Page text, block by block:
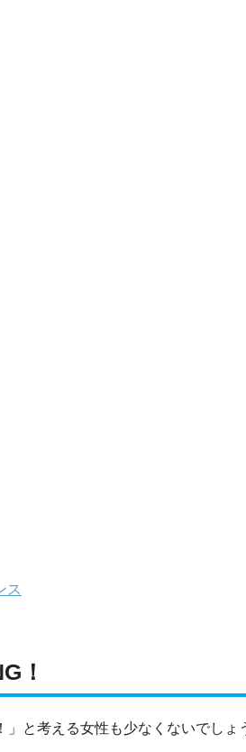
ス
！
と考える女性も少なくないでしょ